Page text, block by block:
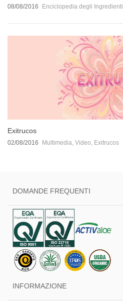
08/08/2016 Enciclopedia degli Ingredienti
Exitrucos
02/08/2016 Multimedia, Video, Exitrucos
DOMANDE FREQUENTI
INFORMAZIONE